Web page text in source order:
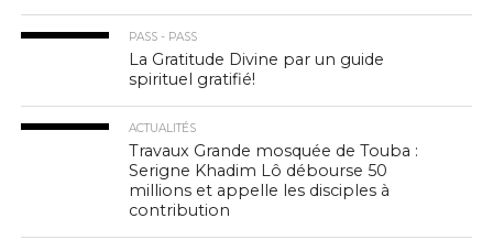
PASS - PASS
La Gratitude Divine par un guide
spirituel gratifié!
ACTUALITÉS
Travaux Grande mosquée de Touba :
Serigne Khadim Lô débourse 50
millions et appelle les disciples à
contribution